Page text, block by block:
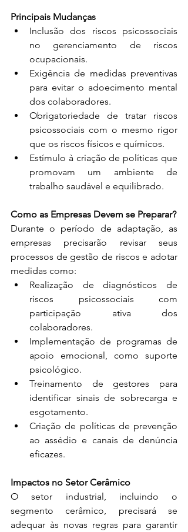
Principais Mudanças
Inclusão dos riscos psicossociais
no gerenciamento de riscos
ocupacionais.
Exigência de medidas preventivas
para evitar o adoecimento mental
dos colaboradores.
Obrigatoriedade de tratar riscos
psicossociais com o mesmo rigor
que os riscos físicos e químicos.
Estímulo à criação de políticas que
promovam um ambiente de
trabalho saudável e equilibrado.
Como as Empresas Devem se Preparar?
Durante o período de adaptação, as
empresas precisarão revisar seus
processos de gestão de riscos e adotar
medidas como:
Realização de diagnósticos de
riscos psicossociais com
participação ativa dos
colaboradores.
Implementação de programas de
apoio emocional, como suporte
psicológico.
Treinamento de gestores para
identificar sinais de sobrecarga e
esgotamento.
Criação de políticas de prevenção
ao assédio e canais de denúncia
eficazes.
Impactos no Setor Cerâmico
O setor industrial, incluindo o
segmento cerâmico, precisará se
adequar às novas regras para garantir